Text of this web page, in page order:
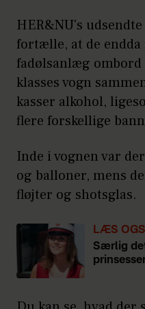
HER&NU's
fortælle, at de
fadølsanlæg ombord
klasses vogn
kasser alkohol,
flere forskellige
Inde i vognen var
og balloner, mens
fløjter og shotsglas.
LÆS
Særlig